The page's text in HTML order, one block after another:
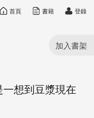
目錄
一想到豆漿現在
首頁 書籍 登錄